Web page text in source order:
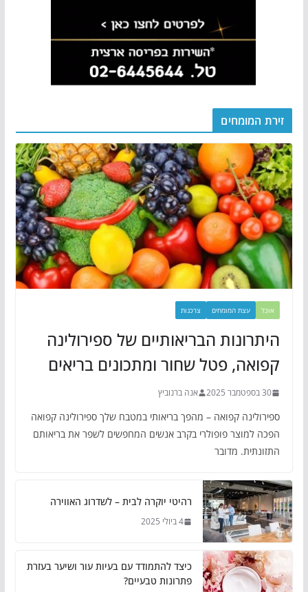
זירת המומחים
אוכל עצת המומחים צרכנות
היתרונות הבריאותיים של ספירולינה
קפואה, פטל שחור ומתכונים בריאים
30 בספטמבר 2025 אנה ברנוביץ
ספירולינה קפואה – מהפך בריאותי במטבח שלך ספירולינה קפואה
הפכה למוצר פופולרי בקרב אנשים המחפשים לשפר את בריאותם
התזונתית. מדובר
רהיטי יוקרה לבית – לשדרוג האווירה
4 ביולי 2025
כיצד להתמודד עם בעיות עור ושיער בעזרת
פתרונות טבעיים?